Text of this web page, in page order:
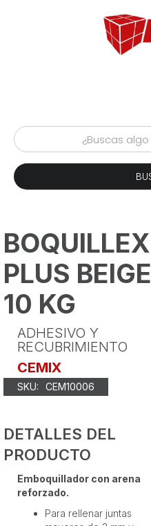
BOQUILLEX
PLUS BEIGE
10 KG
ADHESIVO Y
RECUBRIMIENTO
CEMIX
SKU: CEM10006
DETALLES DEL
PRODUCTO
Emboquillador con arena
reforzado.
Para rellenar juntas